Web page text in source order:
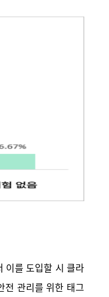
이를 도입할 시 클라
전 관리를 위한 태그